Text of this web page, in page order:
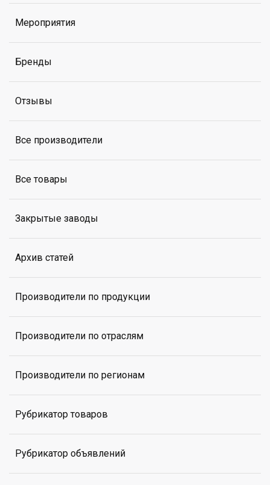
Мероприятия
Бренды
Отзывы
Все производители
Все товары
Закрытые заводы
Архив статей
Производители по продукции
Производители по отраслям
Производители по регионам
Рубрикатор товаров
Рубрикатор объявлений